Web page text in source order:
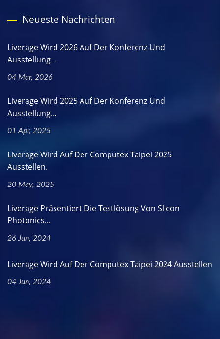
Neueste Nachrichten
Liverage Wird 2026 Auf Der Konferenz Und
Ausstellung...
04 Mar, 2026
Liverage Wird 2025 Auf Der Konferenz Und
Ausstellung...
01 Apr, 2025
Liverage Wird Auf Der Computex Taipei 2025
Ausstellen.
20 May, 2025
Liverage Präsentiert Die Testlösung Von Slicon
Photonics...
26 Jun, 2024
Liverage Wird Auf Der Computex Taipei 2024 Ausstellen
04 Jun, 2024